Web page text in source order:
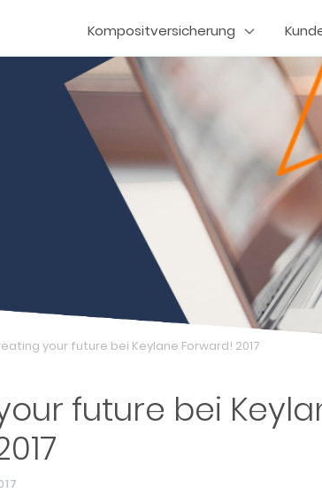
Kompositversicherung
your future bei Keylane Forward! 2017
future bei